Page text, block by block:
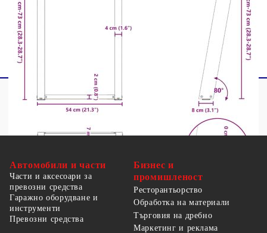
Винтове (M5x18mm) за закрепване на
Автомобили и части
Части и аксесоари за
превозни средства
Гаражно оборудване и
инструменти
Превозни средства
Бизнес и
промишленост
Ресторантьорство
Обработка на материали
Търговия на дребно
Маркетинг и реклама